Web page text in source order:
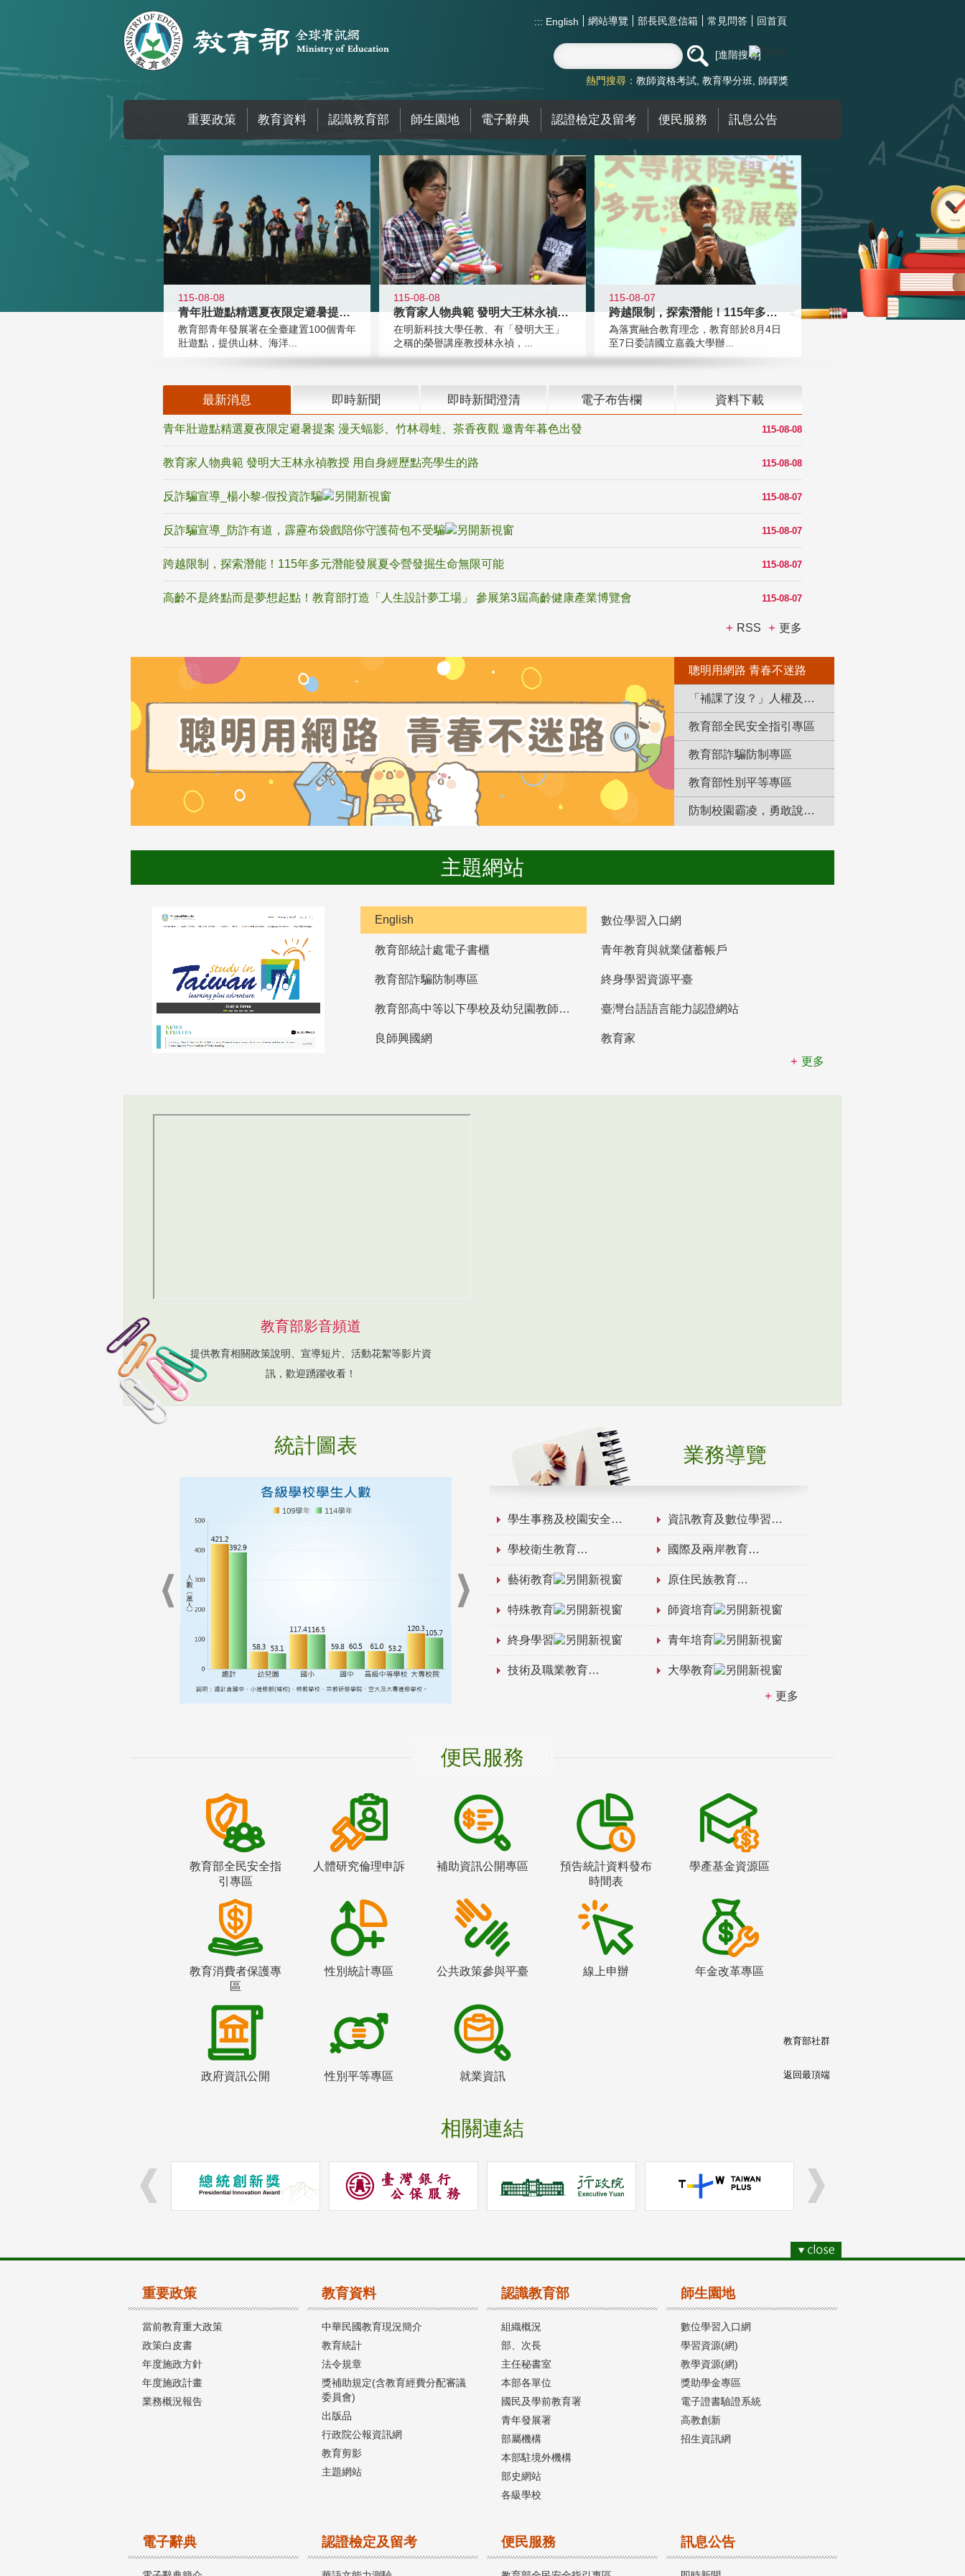
::: English 網站導覽 部長民意信箱 常見問答 回首頁
進階搜尋
熱門搜尋： 教師資格考試 教育學分班 師鐸獎
重要政策 教育資料 認識教育部 師生園地 電子辭典 認證檢定及留考 便民服務 訊息公告
:::
115-08-08
青年壯遊點精選夏夜限定避暑提案 漫
教育部青年發展署在全臺建置100個青年
壯遊點，提供山林、海洋...
115-08-08
教育家人物典範 發明大王林永禎教授
在明新科技大學任教、有「發明大王」
之稱的榮譽講座教授林永禎，...
115-08-07
跨越限制，探索潛能！115年多元潛
為落實融合教育理念，教育部於8月4日
至7日委請國立嘉義大學辦...
最新消息 即時新聞 即時新聞澄清 電子布告欄 資料下載
115-08-08
青年壯遊點精選夏夜限定避暑提案 漫天蝠影、竹林尋蛙、茶香夜觀 邀青年暮色出發
115-08-08
教育家人物典範 發明大王林永禎教授 用自身經歷點亮學生的路
115-08-07
反詐騙宣導_楊小黎-假投資詐騙
115-08-07
反詐騙宣導_防詐有道，霹靂布袋戲陪你守護荷包不受騙
115-08-07
跨越限制，探索潛能！115年多元潛能發展夏令營發掘生命無限可能
115-08-07
高齡不是終點而是夢想起點！教育部打造「人生設計夢工場」 參展第3屆高齡健康產業博覽會
RSS 更多
聰明用網路 青春不迷路
「補課了沒？」人權及轉型正義教育專區
教育部全民安全指引專區
教育部詐騙防制專區
教育部性別平等專區
防制校園霸凌，勇敢說出來！
主題網站
English 數位學習入口網
教育部統計處電子書櫃 青年教育與就業儲蓄帳戶
教育部詐騙防制專區 終身學習資源平臺
教育部高中等以下學校及幼兒園教師資格檢定考試 臺灣台語語言能力認證網站
良師興國網
教育家
更多
教育部影音頻道
提供教育相關政策說明、宣導短片、活動花絮等影片資
訊，歡迎踴躍收看！
統計圖表 業務導覽
學生事務及校園安全 資訊教育及數位學習
學校衛生教育 國際及兩岸教育
藝術教育 原住民族教育
特殊教育 師資培育
終身學習 青年培育
技術及職業教育 大學教育
更多
便民服務
教育部全民安全指
引專區
人體研究倫理申訴 補助資訊公開專區
預告統計資料發布
時間表
學產基金資源區
教育消費者保護專
區
性別統計專區 公共政策參與平臺 線上申辦 年金改革專區
政府資訊公開 性別平等專區 就業資訊
相關連結
教育部社群
返回最頂端
重要政策
當前教育重大政策
政策白皮書
年度施政方針
年度施政計畫
業務概況報告
教育資料
中華民國教育現況簡介
教育統計
法令規章
獎補助規定(含教育經費分配審議
委員會)
出版品
行政院公報資訊網
教育剪影
主題網站
認識教育部
組織概況
部、次長
主任秘書室
本部各單位
國民及學前教育署
青年發展署
部屬機構
本部駐境外機構
部史網站
各級學校
師生園地
數位學習入口網
學習資源(網)
教學資源(網)
獎助學金專區
電子證書驗證系統
高教創新
招生資訊網
電子辭典 認證檢定及留考 便民服務 訊息公告